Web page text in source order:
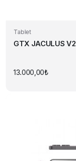
Tablet
GTX JACULUS V2
13.000,00₺